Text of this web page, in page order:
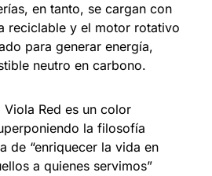
en tanto, se cargan con
reciclable y el motor rotativo
para generar energía,
neutro en carbono.
Red es un color
la filosofía
de “enriquecer la vida en
a quienes servimos”